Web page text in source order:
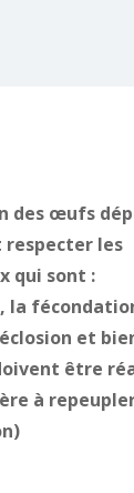
des œufs
respecter les
qui sont :
la
et
être
à